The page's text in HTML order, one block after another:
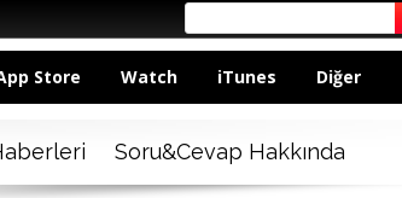
Store Watch iTunes Diğer
Soru&Cevap Hakkında